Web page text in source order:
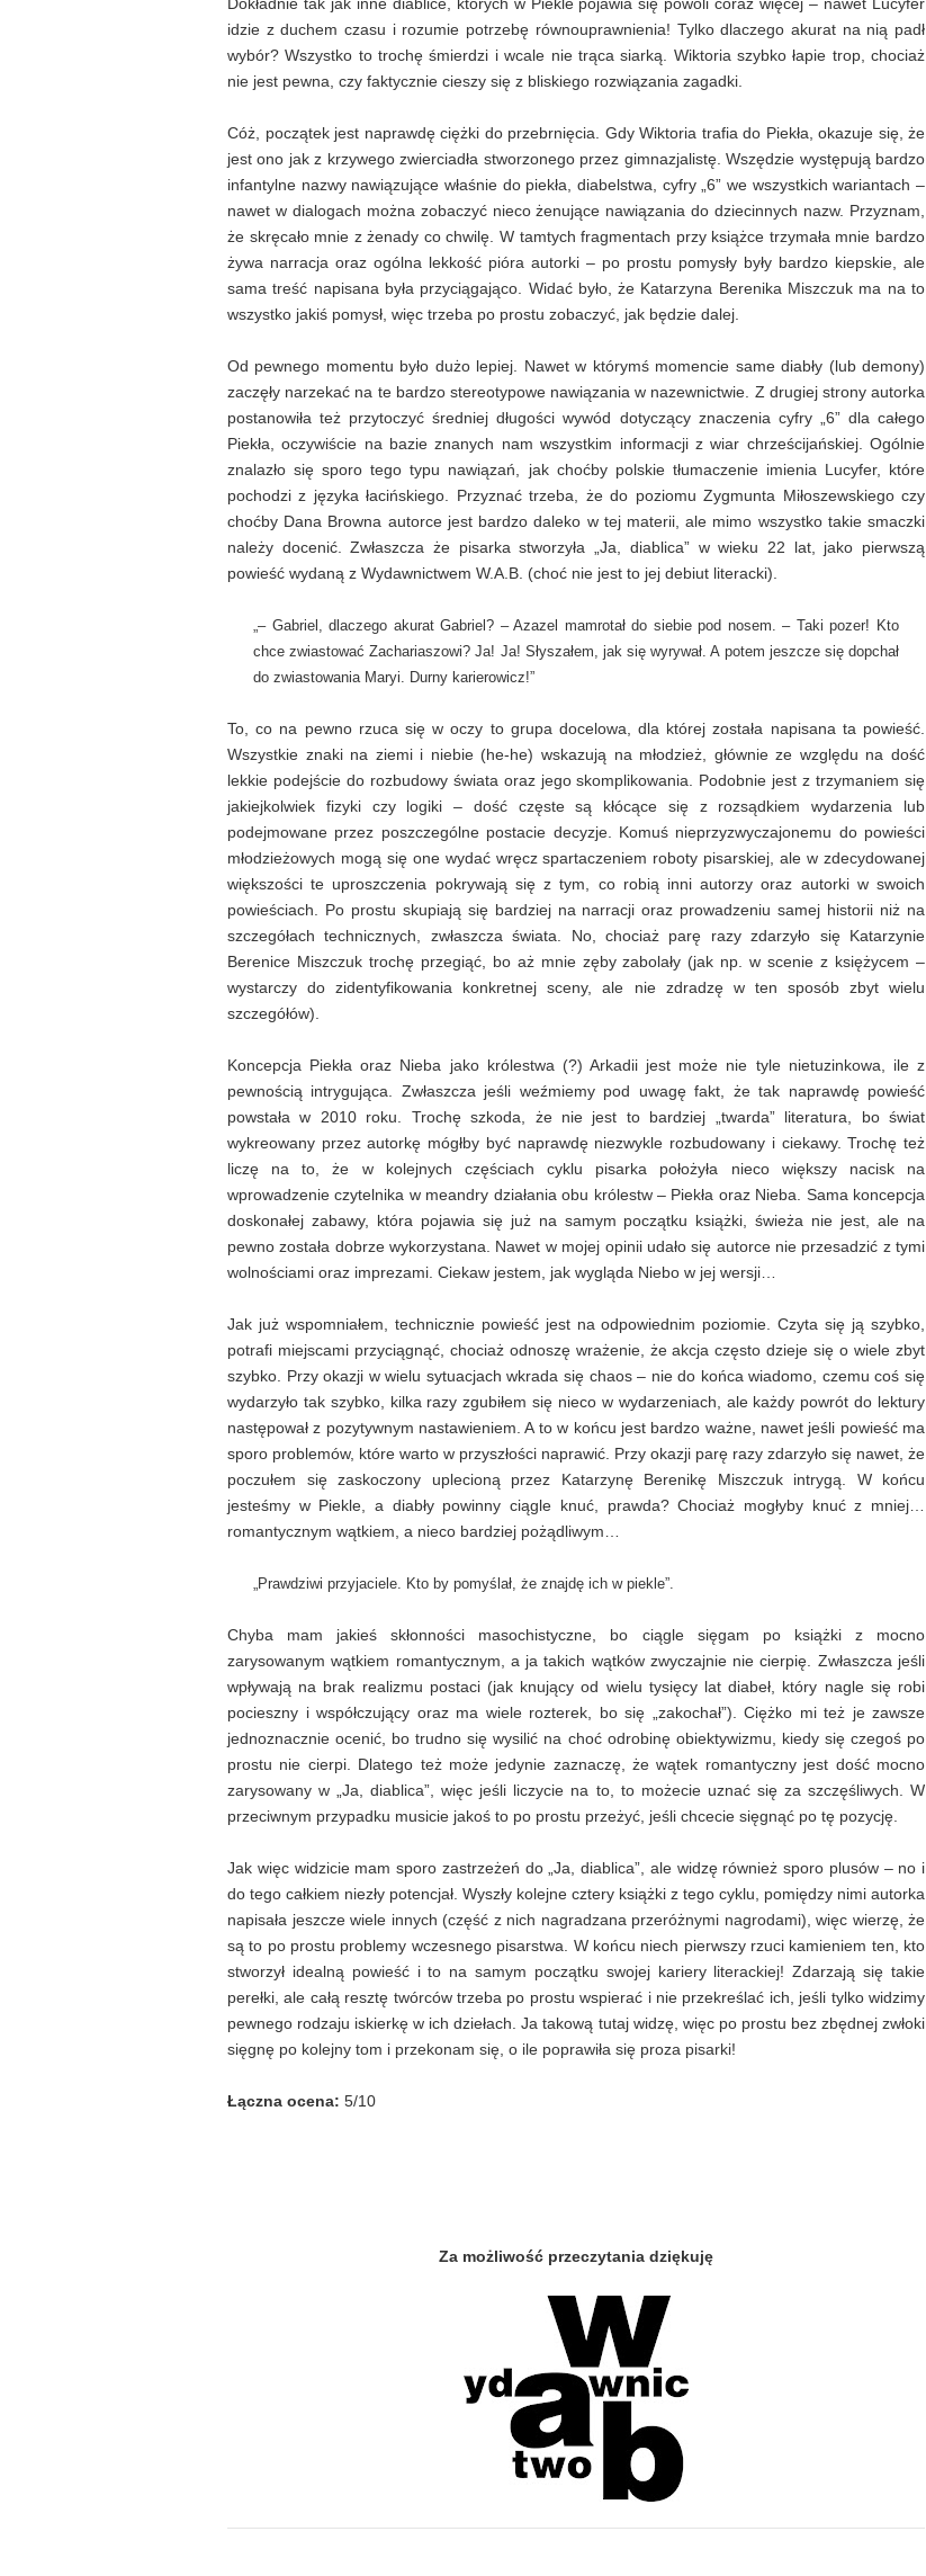
idzie z duchem czasu i rozumie potrzebę równouprawnienia! Tylko dlaczego akurat na nią padł
wybór? Wszystko to trochę śmierdzi i wcale nie trąca siarką. Wiktoria szybko łapie trop, chociaż
nie jest pewna, czy faktycznie cieszy się z bliskiego rozwiązania zagadki.
Cóż, początek jest naprawdę ciężki do przebrnięcia. Gdy Wiktoria trafia do Piekła, okazuje się, że
jest ono jak z krzywego zwierciadła stworzonego przez gimnazjalistę. Wszędzie występują bardzo
infantylne nazwy nawiązujące właśnie do piekła, diabelstwa, cyfry „6” we wszystkich wariantach –
nawet w dialogach można zobaczyć nieco żenujące nawiązania do dziecinnych nazw. Przyznam,
że skręcało mnie z żenady co chwilę. W tamtych fragmentach przy książce trzymała mnie bardzo
żywa narracja oraz ogólna lekkość pióra autorki – po prostu pomysły były bardzo kiepskie, ale
sama treść napisana była przyciągająco. Widać było, że Katarzyna Berenika Miszczuk ma na to
wszystko jakiś pomysł, więc trzeba po prostu zobaczyć, jak będzie dalej.
Od pewnego momentu było dużo lepiej. Nawet w którymś momencie same diabły (lub demony)
zaczęły narzekać na te bardzo stereotypowe nawiązania w nazewnictwie. Z drugiej strony autorka
postanowiła też przytoczyć średniej długości wywód dotyczący znaczenia cyfry „6” dla całego
Piekła, oczywiście na bazie znanych nam wszystkim informacji z wiar chrześcijańskiej. Ogólnie
znalazło się sporo tego typu nawiązań, jak choćby polskie tłumaczenie imienia Lucyfer, które
pochodzi z języka łacińskiego. Przyznać trzeba, że do poziomu Zygmunta Miłoszewskiego czy
choćby Dana Browna autorce jest bardzo daleko w tej materii, ale mimo wszystko takie smaczki
należy docenić. Zwłaszcza że pisarka stworzyła „Ja, diablica” w wieku 22 lat, jako pierwszą
powieść wydaną z Wydawnictwem W.A.B. (choć nie jest to jej debiut literacki).
„– Gabriel, dlaczego akurat Gabriel? – Azazel mamrotał do siebie pod nosem. – Taki pozer! Kto
chce zwiastować Zachariaszowi? Ja! Ja! Słyszałem, jak się wyrywał. A potem jeszcze się dopchał
do zwiastowania Maryi. Durny karierowicz!”
To, co na pewno rzuca się w oczy to grupa docelowa, dla której została napisana ta powieść.
Wszystkie znaki na ziemi i niebie (he-he) wskazują na młodzież, głównie ze względu na dość
lekkie podejście do rozbudowy świata oraz jego skomplikowania. Podobnie jest z trzymaniem się
jakiejkolwiek fizyki czy logiki – dość częste są kłócące się z rozsądkiem wydarzenia lub
podejmowane przez poszczególne postacie decyzje. Komuś nieprzyzwyczajonemu do powieści
młodzieżowych mogą się one wydać wręcz spartaczeniem roboty pisarskiej, ale w zdecydowanej
większości te uproszczenia pokrywają się z tym, co robią inni autorzy oraz autorki w swoich
powieściach. Po prostu skupiają się bardziej na narracji oraz prowadzeniu samej historii niż na
szczegółach technicznych, zwłaszcza świata. No, chociaż parę razy zdarzyło się Katarzynie
Berenice Miszczuk trochę przegiąć, bo aż mnie zęby zabolały (jak np. w scenie z księżycem –
wystarczy do zidentyfikowania konkretnej sceny, ale nie zdradzę w ten sposób zbyt wielu
szczegółów).
Koncepcja Piekła oraz Nieba jako królestwa (?) Arkadii jest może nie tyle nietuzinkowa, ile z
pewnością intrygująca. Zwłaszcza jeśli weźmiemy pod uwagę fakt, że tak naprawdę powieść
powstała w 2010 roku. Trochę szkoda, że nie jest to bardziej „twarda” literatura, bo świat
wykreowany przez autorkę mógłby być naprawdę niezwykle rozbudowany i ciekawy. Trochę też
liczę na to, że w kolejnych częściach cyklu pisarka położyła nieco większy nacisk na
wprowadzenie czytelnika w meandry działania obu królestw – Piekła oraz Nieba. Sama koncepcja
doskonałej zabawy, która pojawia się już na samym początku książki, świeża nie jest, ale na
pewno została dobrze wykorzystana. Nawet w mojej opinii udało się autorce nie przesadzić z tymi
wolnościami oraz imprezami. Ciekaw jestem, jak wygląda Niebo w jej wersji…
Jak już wspomniałem, technicznie powieść jest na odpowiednim poziomie. Czyta się ją szybko,
potrafi miejscami przyciągnąć, chociaż odnoszę wrażenie, że akcja często dzieje się o wiele zbyt
szybko. Przy okazji w wielu sytuacjach wkrada się chaos – nie do końca wiadomo, czemu coś się
wydarzyło tak szybko, kilka razy zgubiłem się nieco w wydarzeniach, ale każdy powrót do lektury
następował z pozytywnym nastawieniem. A to w końcu jest bardzo ważne, nawet jeśli powieść ma
sporo problemów, które warto w przyszłości naprawić. Przy okazji parę razy zdarzyło się nawet, że
poczułem się zaskoczony uplecioną przez Katarzynę Berenikę Miszczuk intrygą. W końcu
jesteśmy w Piekle, a diabły powinny ciągle knuć, prawda? Chociaż mogłyby knuć z mniej…
romantycznym wątkiem, a nieco bardziej pożądliwym…
„Prawdziwi przyjaciele. Kto by pomyślał, że znajdę ich w piekle”.
Chyba mam jakieś skłonności masochistyczne, bo ciągle sięgam po książki z mocno
zarysowanym wątkiem romantycznym, a ja takich wątków zwyczajnie nie cierpię. Zwłaszcza jeśli
wpływają na brak realizmu postaci (jak knujący od wielu tysięcy lat diabeł, który nagle się robi
pocieszny i współczujący oraz ma wiele rozterek, bo się „zakochał”). Ciężko mi też je zawsze
jednoznacznie ocenić, bo trudno się wysilić na choć odrobinę obiektywizmu, kiedy się czegoś po
prostu nie cierpi. Dlatego też może jedynie zaznaczę, że wątek romantyczny jest dość mocno
zarysowany w „Ja, diablica”, więc jeśli liczycie na to, to możecie uznać się za szczęśliwych. W
przeciwnym przypadku musicie jakoś to po prostu przeżyć, jeśli chcecie sięgnąć po tę pozycję.
Jak więc widzicie mam sporo zastrzeżeń do „Ja, diablica”, ale widzę również sporo plusów – no i
do tego całkiem niezły potencjał. Wyszły kolejne cztery książki z tego cyklu, pomiędzy nimi autorka
napisała jeszcze wiele innych (część z nich nagradzana przeróżnymi nagrodami), więc wierzę, że
są to po prostu problemy wczesnego pisarstwa. W końcu niech pierwszy rzuci kamieniem ten, kto
stworzył idealną powieść i to na samym początku swojej kariery literackiej! Zdarzają się takie
perełki, ale całą resztę twórców trzeba po prostu wspierać i nie przekreślać ich, jeśli tylko widzimy
pewnego rodzaju iskierkę w ich dziełach. Ja takową tutaj widzę, więc po prostu bez zbędnej zwłoki
sięgnę po kolejny tom i przekonam się, o ile poprawiła się proza pisarki!
Łączna ocena: 5/10
Za możliwość przeczytania dziękuję